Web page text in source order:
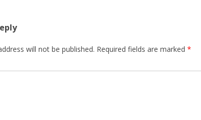
will not be published. Required fields are marked *